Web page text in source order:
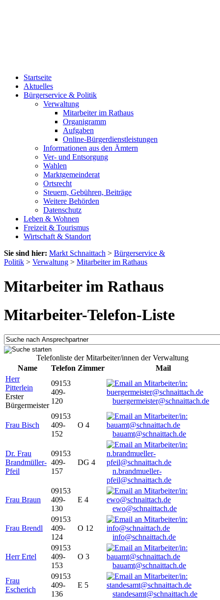
Startseite
Aktuelles
Bürgerservice & Politik
Verwaltung
Mitarbeiter im Rathaus
Organigramm
Aufgaben
Online-Bürgerdienstleistungen
Informationen aus den Ämtern
Ver- und Entsorgung
Wahlen
Marktgemeinderat
Ortsrecht
Steuern, Gebühren, Beiträge
Weitere Behörden
Datenschutz
Leben & Wohnen
Freizeit & Tourismus
Wirtschaft & Standort
Sie sind hier: Markt Schnaittach > Bürgerservice &
Politik > Verwaltung > Mitarbeiter im Rathaus
Mitarbeiter im Rathaus
Mitarbeiter-Telefon-Liste
Telefonliste der Mitarbeiter/innen der Verwaltung
Name
Telefon Zimmer
Mail
Herr
Pitterlein
Erster
Bürgermeister
09153
409-
120
buergermeister@schnaittach.de
Frau Bisch
09153
409-
152
O 4
bauamt@schnaittach.de
Dr. Frau
Brandmüller-
Pfeil
09153
409-
157
DG 4
n.brandmueller-
pfeil@schnaittach.de
Frau Braun
09153
409-
130
E 4
ewo@schnaittach.de
Frau Brendl
09153
409-
124
O 12
info@schnaittach.de
Herr Ertel
09153
409-
153
O 3
bauamt@schnaittach.de
Frau
Escherich
09153
409-
136
E 5
standesamt@schnaittach.de